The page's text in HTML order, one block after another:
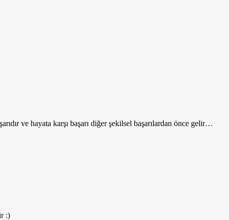
ve hayata karşı başarı diğer şekilsel başarılardan önce gelir…
:)